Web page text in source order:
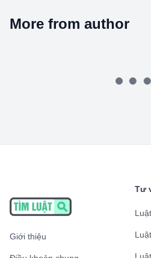
More from author
Giới thiệu
Tư